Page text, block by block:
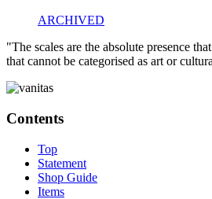
ARCHIVED
"The scales are the absolute presence
that cannot be categorised as art or
Contents
Top
Statement
Shop Guide
Items